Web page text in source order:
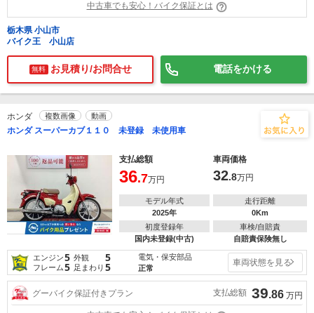
中古車でも安心！バイク保証とは
栃木県 小山市
バイク王 小山店
無料 お見積り/お問合せ 電話をかける
ホンダ 複数画像 動画
ホンダ スーパーカブ１１０ 未登録 未使用車
支払総額 車両価格
36.7万円 32.8万円
モデル年式
2025年
走行距離
0Km
初度登録年
国内未登録(中古)
車検/自賠責
自賠責保険無し
エンジン5 外観 5
フレーム5 足まわり 5
電気・保安部品
正常
車両状態を見る
グーバイク保証付きプラン 支払総額 39.86 万円